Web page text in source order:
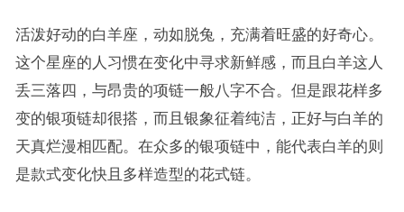
活泼好动的白羊座，动如脱兔，充满着旺盛的好奇心。
这个星座的人习惯在变化中寻求新鲜感，而且白羊这人
丢三落四，与昂贵的项链一般八字不合。但是跟花样多
变的银项链却很搭，而且银象征着纯洁，正好与白羊的
天真烂漫相匹配。在众多的银项链中，能代表白羊的则
是款式变化快且多样造型的花式链。